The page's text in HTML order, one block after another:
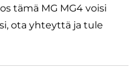
tämä MG MG4 voisi
ota yhteyttä ja tule